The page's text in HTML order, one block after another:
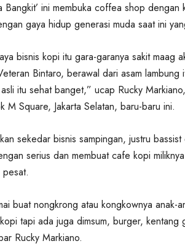
Bangkit’ ini membuka coffea shop dengan
gaya hidup generasi muda saat ini
bisnis kopi itu gara-garanya sakit maag
Bintaro, berawal dari asam lambung
itu sehat banget,” ucap Rucky
M Square, Jakarta Selatan, baru-baru ini.
sekedar bisnis sampingan, justru bassist
serius dan membuat cafe kopi
buat nongkrong atau kongkownya anak-
tapi ada juga dimsum, burger, kentang
Rucky Markiano.